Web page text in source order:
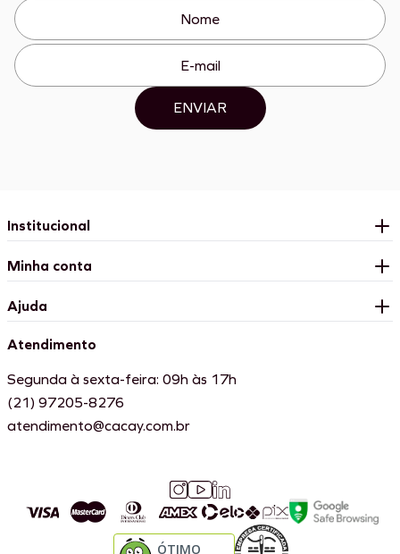
ENVIAR
Institucional
Minha conta
Ajuda
Atendimento
Segunda à sexta-feira: 09h às 17h
(21) 97205-8276
atendimento@cacay.com.br
ÓTIMO